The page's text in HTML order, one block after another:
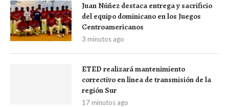
Juan Núñez destaca entrega y sacrificio
del equipo dominicano en los Juegos
Centroamericanos
3 minutos ago
ETED realizará mantenimiento
correctivo en línea de transmisión de la
región Sur
17 minutos ago